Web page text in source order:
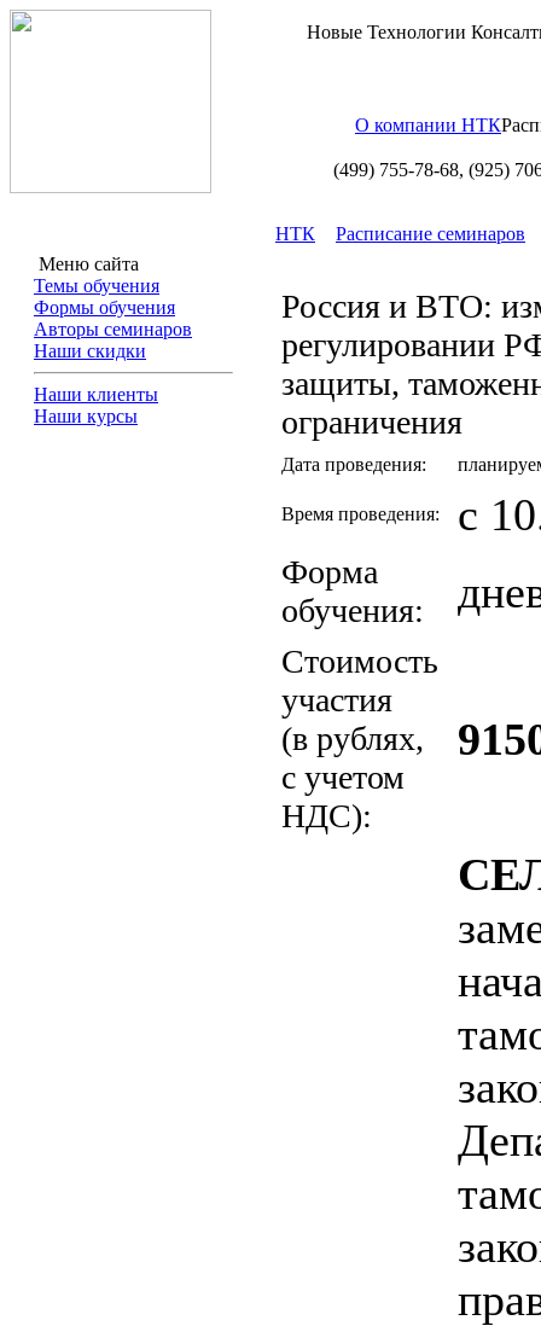
Новые Технологии
О компании НТК
(499) 755-78-68, (925)
Меню сайта
Темы обучения
Формы обучения
Авторы семинаров
Наши скидки
Наши клиенты
Наши курсы
НТК Расписание семинаров
Россия и ВТО:
регулировании
защиты,
ограничения
Дата проведения:
Время проведения: с
Форма
обучения:
Стоимость
участия
(в рублях,
с учетом
НДС):